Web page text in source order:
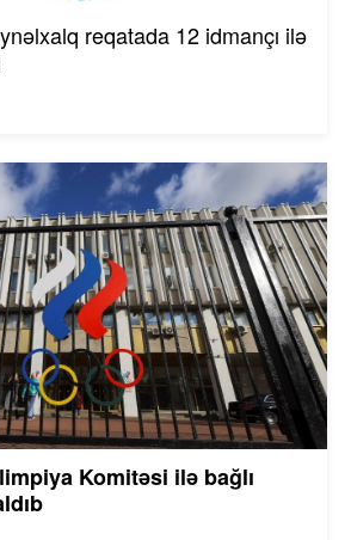
reqatada 12 idmançı ilə
Komitəsi ilə bağlı